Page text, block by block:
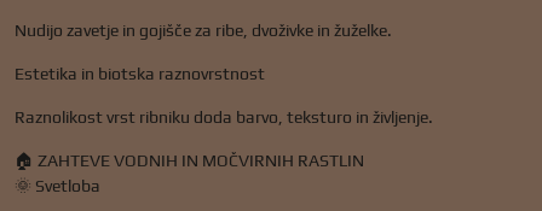
Nudijo zavetje in gojišče za ribe, dvoživke in žuželke.
Estetika in biotska raznovrstnost
Raznolikost vrst ribniku doda barvo, teksturo in življenje.
🏠 ZAHTEVE VODNIH IN MOČVIRNIH RASTLIN
🌞 Svetloba